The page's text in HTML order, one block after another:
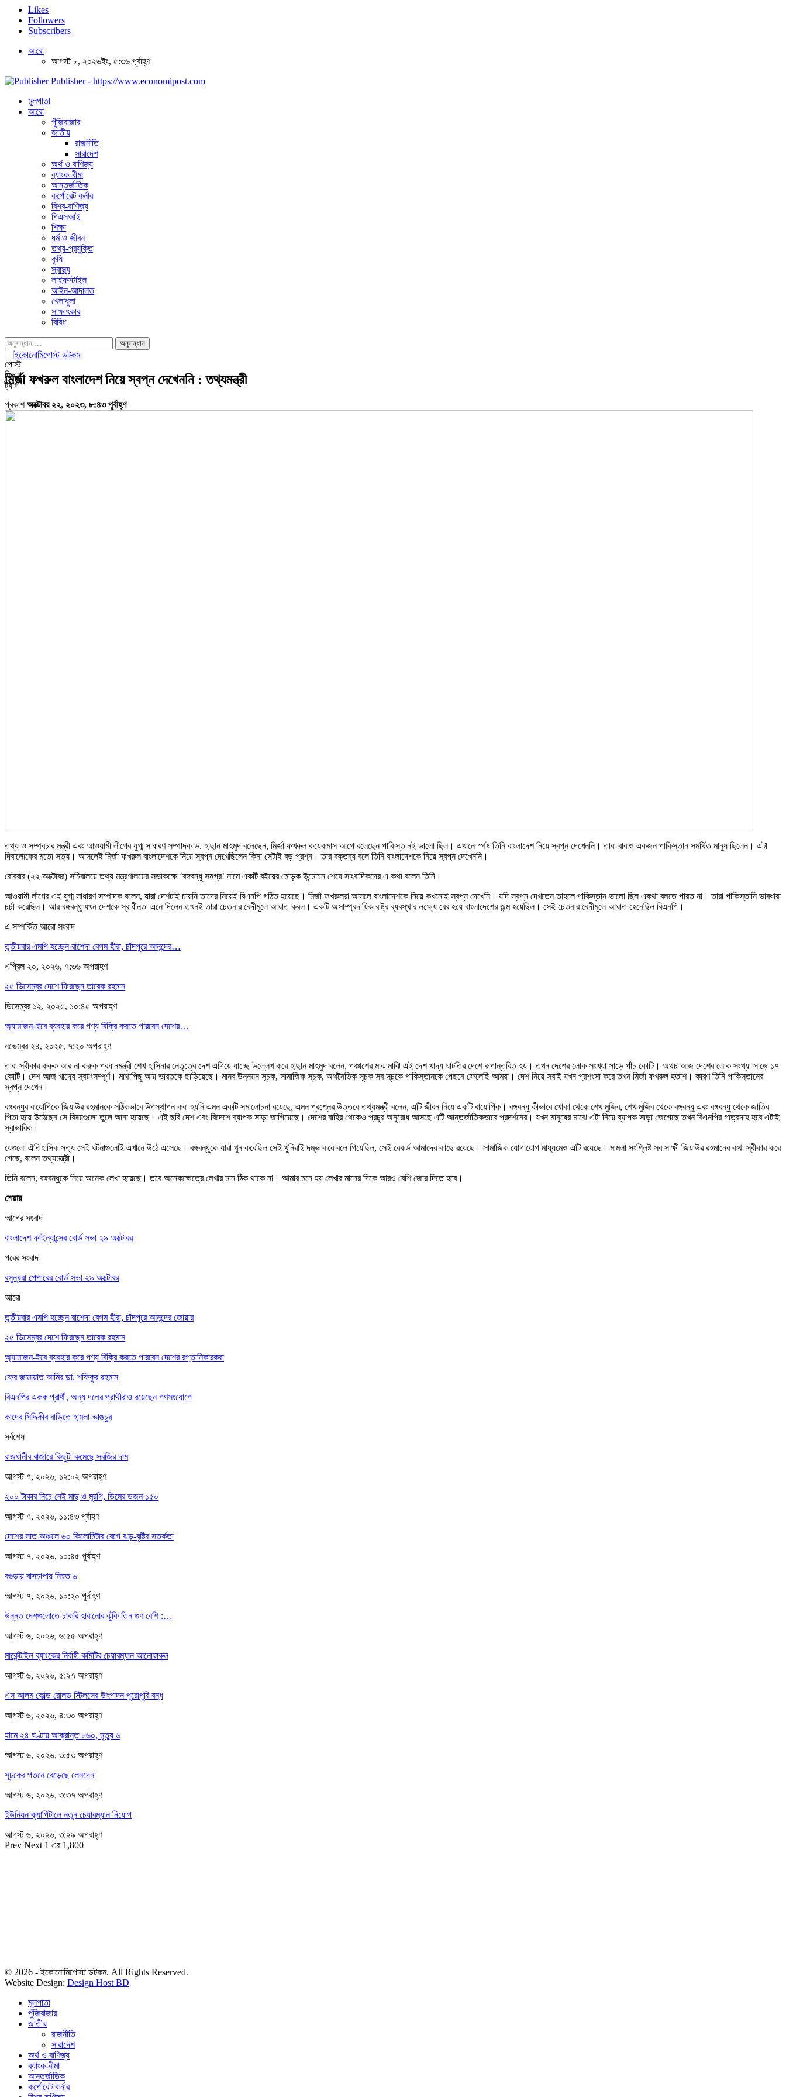
Likes
Followers
Subscribers
আরো
আগস্ট ৮, ২০২৬ইং, ৫:৩৬ পূর্বাহ্ণ
Publisher - https://www.economipost.com
মূলপাতা
আরো
পুঁজিবাজার
জাতীয়
রাজনীতি
সারাদেশ
অর্থ ও বাণিজ্য
ব্যাংক-বীমা
আন্তর্জাতিক
কর্পোরেট কর্নার
বিশ্ব-বাণিজ্য
পিএসআই
শিক্ষা
ধর্ম ও জীবন
তথ্য-প্রযুক্তি
কৃষি
স্বাস্থ্য
লাইফস্টাইল
আইন-আদালত
খেলাধুলা
সাক্ষাৎকার
বিবিধ
পোস্ট
বিভাগ
ট্যাগ
মির্জা ফখরুল বাংলাদেশ নিয়ে স্বপ্ন দেখেননি : তথ্যমন্ত্রী
প্রকাশঅক্টোবর ২২, ২০২৩, ৮:৪৩ পূর্বাহ্ণ
তথ্য ও সম্প্রচার মন্ত্রী এবং আওয়ামী লীগের যুগ্ম সাধারণ সম্পাদক ড. হাছান মাহমুদ বলেছেন, মির্জা ফখরুল কয়েকমাস আগে বলেছেন পাকিস্তানই ভালো ছিল। এখানে স্পষ্ট তিনি বাংলাদেশ নিয়ে স্বপ্ন দেখেননি। তারা বাবাও একজন পাকিস্তান সমর্থিত মানুষ ছিলেন। এটা
দিবালোকের মতো সত্য। আসলেই মির্জা ফখরুল বাংলাদেশকে নিয়ে স্বপ্ন দেখেছিলেন কিনা সেটাই বড় প্রশ্ন। তার বক্তব্য বলে তিনি বাংলাদেশকে নিয়ে স্বপ্ন দেখেননি।
রোববার (২২ অক্টোবর) সচিবালয়ে তথ্য মন্ত্রণালয়ের সভাকক্ষে ‘বঙ্গবন্ধু সমগ্র’ নামে একটি বইয়ের মোড়ক উন্মোচন শেষে সাংবাদিকদের এ কথা বলেন তিনি।
আওয়ামী লীগের এই যুগ্ম সাধারণ সম্পাদক বলেন, যারা দেশটাই চায়নি তাদের নিয়েই বিএনপি গঠিত হয়েছে। মির্জা ফখরুলরা আসলে বাংলাদেশকে নিয়ে কখনোই স্বপ্ন দেখেনি। যদি স্বপ্ন দেখতেন তাহলে পাকিস্তান ভালো ছিল একথা বলতে পারত না। তারা পাকিস্তানি ভাবধারা
চর্চা করেছিল। আর বঙ্গবন্ধু যখন দেশকে স্বাধীনতা এনে দিলেন তখনই তারা চেতনার বেদীমূলে আঘাত করল। একটি অসাম্প্রদায়িক রাষ্ট্র ব্যবস্থার লক্ষ্যে বের হয়ে বাংলাদেশের জন্ম হয়েছিল। সেই চেতনার বেদীমূলে আঘাত হেনেছিল বিএনপি।
এ সম্পর্কিত আরো সংবাদ
তৃতীয়বার এমপি হচ্ছেন রাশেদা বেগম হীরা, চাঁদপুরে আনন্দের…
এপ্রিল ২০, ২০২৬, ৭:৩৬ অপরাহ্ণ
২৫ ডিসেম্বর দেশে ফিরছেন তারেক রহমান
ডিসেম্বর ১২, ২০২৫, ১০:৪৫ অপরাহ্ণ
অ্যামাজন-ইবে ব্যবহার করে পণ্য বিক্রি করতে পারবেন দেশের…
নভেম্বর ২৪, ২০২৫, ৭:২০ অপরাহ্ণ
তারা স্বীকার করুক আর না করুক প্রধানমন্ত্রী শেখ হাসিনার নেতৃত্বে দেশ এগিয়ে যাচ্ছে উল্লেখ করে হাছান মাহমুদ বলেন, পঞ্চাশের মাঝামাঝি এই দেশ খাদ্য ঘাটতির দেশে রূপান্তরিত হয়। তখন দেশের লোক সংখ্যা সাড়ে পাঁচ কোটি। অথচ আজ দেশের লোক সংখ্যা সাড়ে ১৭
কোটি। দেশ আজ খাদ্যে স্বয়ংসম্পূর্ণ। মাথাপিছু আয় ভারতকে ছাড়িয়েছে। মানব উন্নয়ন সূচক, সামাজিক সূচক, অর্থনৈতিক সূচক সব সূচকে পাকিস্তানকে পেছনে ফেলেছি আমরা। দেশ নিয়ে সবাই যখন প্রশংসা করে তখন মির্জা ফখরুল হতাশ। কারণ তিনি পাকিস্তানের
স্বপ্ন দেখেন।
বঙ্গবন্ধুর বায়োপিকে জিয়াউর রহমানকে সঠিকভাবে উপস্থাপন করা হয়নি এমন একটি সমালোচনা রয়েছে, এমন প্রশ্নের উত্তরে তথ্যমন্ত্রী বলেন, এটি জীবন নিয়ে একটি বায়োপিক। বঙ্গবন্ধু কীভাবে খোকা থেকে শেখ মুজিব, শেখ মুজিব থেকে বঙ্গবন্ধু এবং বঙ্গবন্ধু থেকে জাতির
পিতা হয়ে উঠেছেন সে বিষয়গুলো তুলে আনা হয়েছে। এই ছবি দেশ এবং বিদেশে ব্যাপক সাড়া জাগিয়েছে। দেশের বাহির থেকেও প্রচুর অনুরোধ আসছে এটি আন্তর্জাতিকভাবে প্রদর্শনের। যখন মানুষের মাঝে এটা নিয়ে ব্যাপক সাড়া জেগেছে তখন বিএনপির গাত্রদাহ হবে এটাই
স্বাভাবিক।
যেগুলো ঐতিহাসিক সত্য সেই ঘটনাগুলোই এখানে উঠে এসেছে। বঙ্গবন্ধুকে যারা খুন করেছিল সেই খুনিরাই দম্ভ করে বলে গিয়েছিল, সেই রেকর্ড আমাদের কাছে রয়েছে। সামাজিক যোগাযোগ মাধ্যমেও এটি রয়েছে। মামলা সংশ্লিষ্ট সব সাক্ষী জিয়াউর রহমানের কথা স্বীকার করে
গেছে, বলেন তথ্যমন্ত্রী।
তিনি বলেন, বঙ্গবন্ধুকে নিয়ে অনেক লেখা হয়েছে। তবে অনেকক্ষেত্রে লেখার মান ঠিক থাকে না। আমার মনে হয় লেখার মানের দিকে আরও বেশি জোর দিতে হবে।
শেয়ার
আগের সংবাদ
বাংলাদেশ ফাইন্যান্সের বোর্ড সভা ২৯ অক্টোবর
পরের সংবাদ
বসুন্ধরা পেপারের বোর্ড সভা ২৯ অক্টোবর
আরো
তৃতীয়বার এমপি হচ্ছেন রাশেদা বেগম হীরা, চাঁদপুরে আনন্দের জোয়ার
২৫ ডিসেম্বর দেশে ফিরছেন তারেক রহমান
অ্যামাজন-ইবে ব্যবহার করে পণ্য বিক্রি করতে পারবেন দেশের রপ্তানিকারকরা
ফের জামায়াত আমির ডা. শফিকুর রহমান
বিএনপির একক প্রার্থী, অন্য দলের প্রার্থীরাও রয়েছেন গণসংযোগে
কাদের সিদ্দিকীর বাড়িতে হামলা-ভাঙচুর
সর্বশেষ
রাজধানীর বাজারে কিছুটা কমেছে সবজির দাম
আগস্ট ৭, ২০২৬, ১২:০২ অপরাহ্ণ
২০০ টাকার নিচে নেই মাছ ও মুরগি, ডিমের ডজন ১৫০
আগস্ট ৭, ২০২৬, ১১:৪৩ পূর্বাহ্ণ
দেশের সাত অঞ্চলে ৬০ কিলোমিটার বেগে ঝড়-বৃষ্টির সতর্কতা
আগস্ট ৭, ২০২৬, ১০:৪৫ পূর্বাহ্ণ
বগুড়ায় বাসচাপায় নিহত ৬
আগস্ট ৭, ২০২৬, ১০:২০ পূর্বাহ্ণ
উন্নত দেশগুলোতে চাকরি হারানোর ঝুঁকি তিন গুণ বেশি :…
আগস্ট ৬, ২০২৬, ৬:৫৫ অপরাহ্ণ
মার্কেন্টাইল ব্যাংকের নির্বাহী কমিটির চেয়ারম্যান আনোয়ারুল
আগস্ট ৬, ২০২৬, ৫:২৭ অপরাহ্ণ
এস আলম কোল্ড রোলড স্টিলসের উৎপাদন পুরোপুরি বন্ধ
আগস্ট ৬, ২০২৬, ৪:৩০ অপরাহ্ণ
হামে ২৪ ঘণ্টায় আক্রান্ত ৮৬০, মৃত্যু ৬
আগস্ট ৬, ২০২৬, ৩:৫৩ অপরাহ্ণ
সূচকের পতনে বেড়েছে লেনদেন
আগস্ট ৬, ২০২৬, ৩:৩৭ অপরাহ্ণ
ইউনিয়ন ক্যাপিটালে নতুন চেয়ারম্যান নিয়োগ
আগস্ট ৬, ২০২৬, ৩:২৯ অপরাহ্ণ
Prev Next 1 এর 1,800
© 2026 - ইকোনোমিপোস্ট ডটকম. All Rights Reserved.
Website Design: Design Host BD
মূলপাতা
পুঁজিবাজার
জাতীয়
রাজনীতি
সারাদেশ
অর্থ ও বাণিজ্য
ব্যাংক-বীমা
আন্তর্জাতিক
কর্পোরেট কর্নার